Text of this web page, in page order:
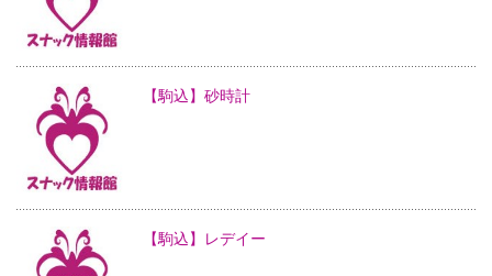
【駒込】砂時計
【駒込】レデイー